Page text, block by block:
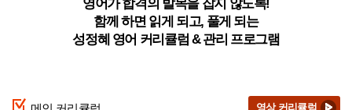
영어가 합격의 발목을 잡지 않도록!
함께 하면 읽게 되고, 풀게 되는
성정혜 영어 커리큘럼 & 관리 프로그램
영상 커리큘럼